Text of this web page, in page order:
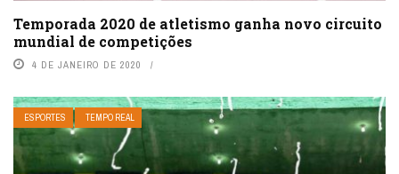
Temporada 2020 de atletismo ganha novo circuito
mundial de competições
4 DE JANEIRO DE 2020
ESPORTES TEMPO REAL